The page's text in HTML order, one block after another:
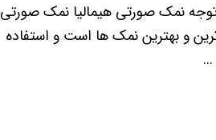
نمک صورتی هیمالیا نمک صورتی
و بهترین نمک ها است و استفاده